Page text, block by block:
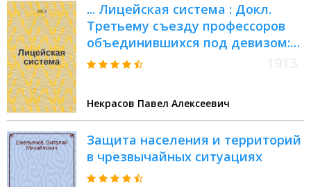
... Лицейская система : Докл.
Третьему съезду профессоров
объединившихся под девизом:
"Университет для науки"
Некрасов Павел Алексеевич
Защита населения и территорий
в чрезвычайных ситуациях